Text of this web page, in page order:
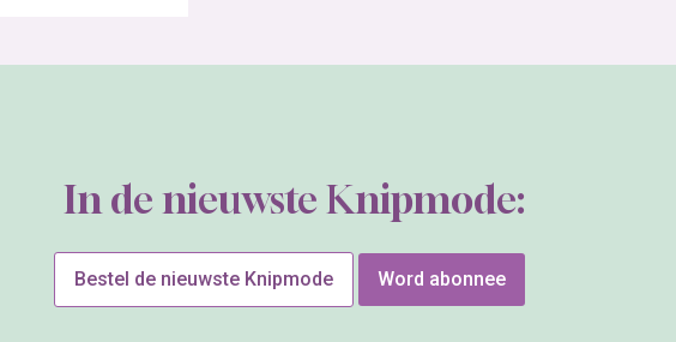
In de nieuwste Knipmode:
Bestel de nieuwste Knipmode Word abonnee